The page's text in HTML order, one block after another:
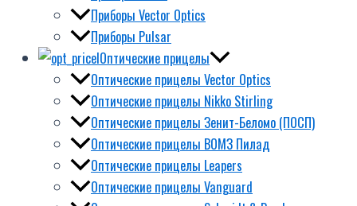
Приборы Vector Optics
Приборы Pulsar
Оптические прицелы
Оптические прицелы Vector Optics
Оптические прицелы Nikko Stirling
Оптические прицелы Зенит-Беломо (ПОСП)
Оптические прицелы ВОМЗ Пилад
Оптические прицелы Leapers
Оптические прицелы Vanguard